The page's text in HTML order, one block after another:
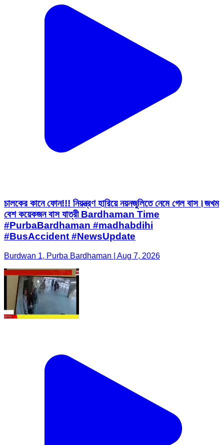
চালকের কানে ফোন!!! নিয়ন্ত্রণ হারিয়ে নয়নজুলিতে নেমে গেল বাস।জখম
বেশ কয়েকজন বাস যাত্রী Bardhaman Time
#PurbaBardhaman #madhabdihi
#BusAccident #NewsUpdate
Burdwan 1, Purba Bardhaman | Aug 7, 2026